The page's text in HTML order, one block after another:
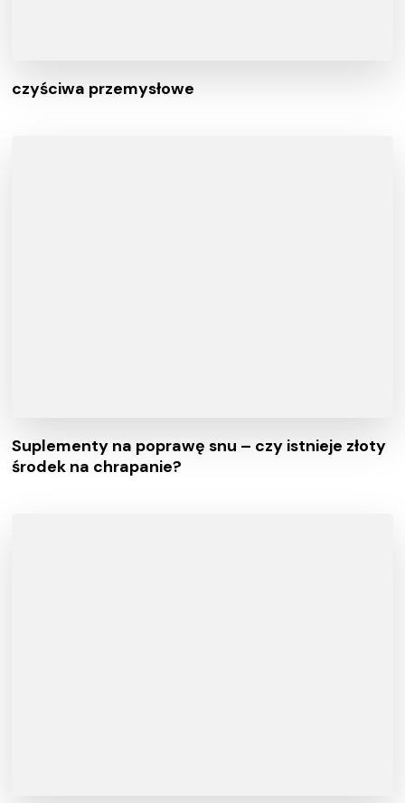
czyściwa przemysłowe
Suplementy na poprawę snu – czy istnieje złoty
środek na chrapanie?